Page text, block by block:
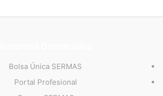
Bolsa Única SERMAS
Portal Profesional